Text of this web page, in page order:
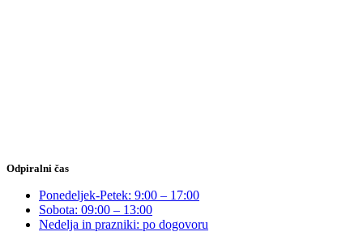
Odpiralni čas
Ponedeljek-Petek: 9:00 – 17:00
Sobota: 09:00 – 13:00
Nedelja in prazniki: po dogovoru